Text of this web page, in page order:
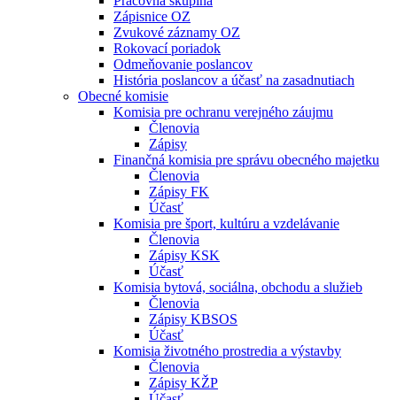
Zápisnice OZ
Zvukové záznamy OZ
Rokovací poriadok
Odmeňovanie poslancov
História poslancov a účasť na zasadnutiach
Obecné komisie
Komisia pre ochranu verejného záujmu
Členovia
Zápisy
Finančná komisia pre správu obecného majetku
Členovia
Zápisy FK
Účasť
Komisia pre šport, kultúru a vzdelávanie
Členovia
Zápisy KSK
Účasť
Komisia bytová, sociálna, obchodu a služieb
Členovia
Zápisy KBSOS
Účasť
Komisia životného prostredia a výstavby
Členovia
Zápisy KŽP